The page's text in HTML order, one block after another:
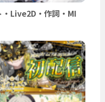
Live2D・作詞・MI